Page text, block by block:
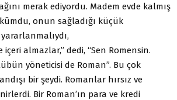
merak ediyordu. Madem evde kalmış
onun sağladığı küçük
içeri almazlar,” dedi, “Sen Romensin.
yöneticisi de Roman”. Bu çok
bir şeydi. Romanlar hırsız ve
Bir Roman’ın para ve kredi